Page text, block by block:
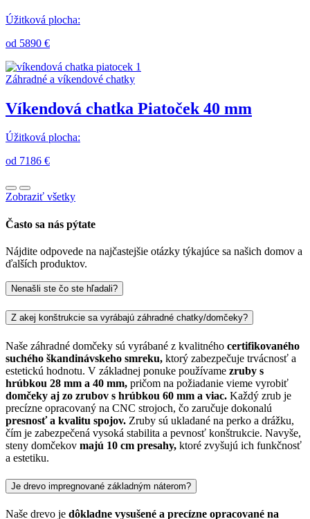
Úžitková plocha:
od 5890 €
Záhradné a víkendové chatky
Víkendová chatka Piatoček 40 mm
Úžitková plocha:
od 7186 €
Zobraziť všetky
Často sa nás pýtate
Nájdite odpovede na najčastejšie otázky týkajúce sa našich domov a
ďalších produktov.
Nenašli ste čo ste hľadali?
Z akej konštrukcie sa vyrábajú záhradné chatky/domčeky?
Naše záhradné domčeky sú vyrábané z kvalitného certifikovaného
suchého škandinávskeho smreku, ktorý zabezpečuje trvácnosť a
estetickú hodnotu. V základnej ponuke používame zruby s
hrúbkou 28 mm a 40 mm, pričom na požiadanie vieme vyrobiť
domčeky aj zo zrubov s hrúbkou 60 mm a viac. Každý zrub je
precízne opracovaný na CNC strojoch, čo zaručuje dokonalú
presnosť a kvalitu spojov. Zruby sú ukladané na perko a drážku,
čím je zabezpečená vysoká stabilita a pevnosť konštrukcie. Navyše,
steny domčekov majú 10 cm presahy, ktoré zvyšujú ich funkčnosť
a estetiku.
Je drevo impregnované základným náterom?
Naše drevo je dôkladne vysušené a precízne opracované na